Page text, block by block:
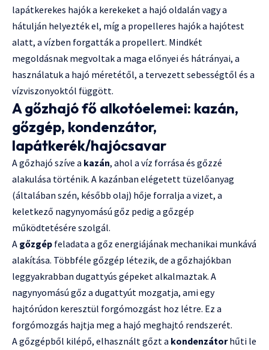
lapátkerekes hajók a kerekeket a hajó oldalán vagy a
hátulján helyezték el, míg a propelleres hajók a hajótest
alatt, a vízben forgatták a propellert. Mindkét
megoldásnak megvoltak a maga előnyei és hátrányai, a
használatuk a hajó méretétől, a tervezett sebességtől és a
vízviszonyoktól függött.
A gőzhajó fő alkotóelemei: kazán,
gőzgép, kondenzátor,
lapátkerék/hajócsavar
A gőzhajó szíve a kazán, ahol a víz forrása és gőzzé
alakulása történik. A kazánban elégetett tüzelőanyag
(általában szén, később olaj) hője forralja a vizet, a
keletkező nagynyomású gőz pedig a gőzgép
működtetésére szolgál.
A gőzgép feladata a gőz energiájának mechanikai munkává
alakítása. Többféle gőzgép létezik, de a gőzhajókban
leggyakrabban dugattyús gépeket alkalmaztak. A
nagynyomású gőz a dugattyút mozgatja, ami egy
hajtórúdon keresztül forgómozgást hoz létre. Ez a
forgómozgás hajtja meg a hajó meghajtó rendszerét.
A gőzgépből kilépő, elhasznált gőzt a kondenzátorhűti le